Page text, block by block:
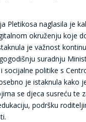
Pletikosa naglasila je
okruženju koje
je važnost
suradnju
socijalne politike s
je istaknula kako
se djeca susreću te
podršku